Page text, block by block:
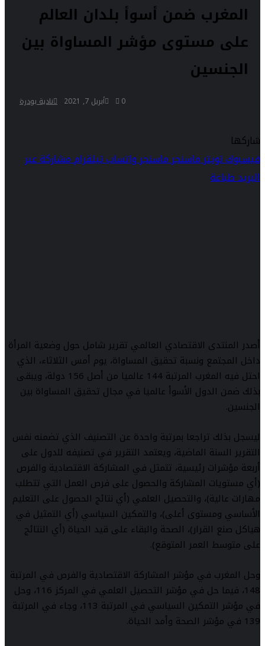
المغرب ضمن أسوأ بلدان العالم
على مستوى مؤشر المساواة بين
الجنسين
نادية بودرة أبريل 7, 2021 0
شاركها
فيسبوكتويترماسنجرماسنجرواتسابتيلقراممشاركة عبر
البريدطباعة
أصدر المنتدى الاقتصادي العالمي تقرير شامل حول وضعية المرأة
داخل المجتمع ونسبة تحقيق المساواة، يوم أمس الثلاثاء، الذي
احتل فيه المغرب المرتبة 144 عالميا من أصل 156 دولة، ويبقى
بذلك ضمن الدول الأسوأ عالميا في مجال تحقيق المساواة بين
الجنسين.
ليسجل بذلك تراجعا بمرتبة واحدة عن التصنيف الذي تضمنه نفس
التقرير السنة الماضية، ويعتمد التقرير في تصنيفه للدول على
أربعة مؤشرات رئيسية، تتمثل في المشاركة الاقتصادية والفرص
(أي مستويات المشاركة والحصول على فرص العمل التي تتطلب
مهارات عالية)، والتحصيل العلمي (أي نتائج الحصول على التعليم
الأساسي ومستوى أعلى)، والتمكين السياسي (أي التمثيل في
هياكل صنع القرار)، الصحة والبقاء على قيد الحياة (أي النتائج
على متوسط العمر المتوقع).
وحل المغرب في مؤشر المشاركة الاقتصادية والفرص في المرتبة
148، فيما حل في مؤشر التحصيل العلمي في المركز 116، وحل
في مؤشر التمكين السياسي في المرتبة 113، وجاء في المرتبة
139 في مؤشر الصحة وأمد الحياة.